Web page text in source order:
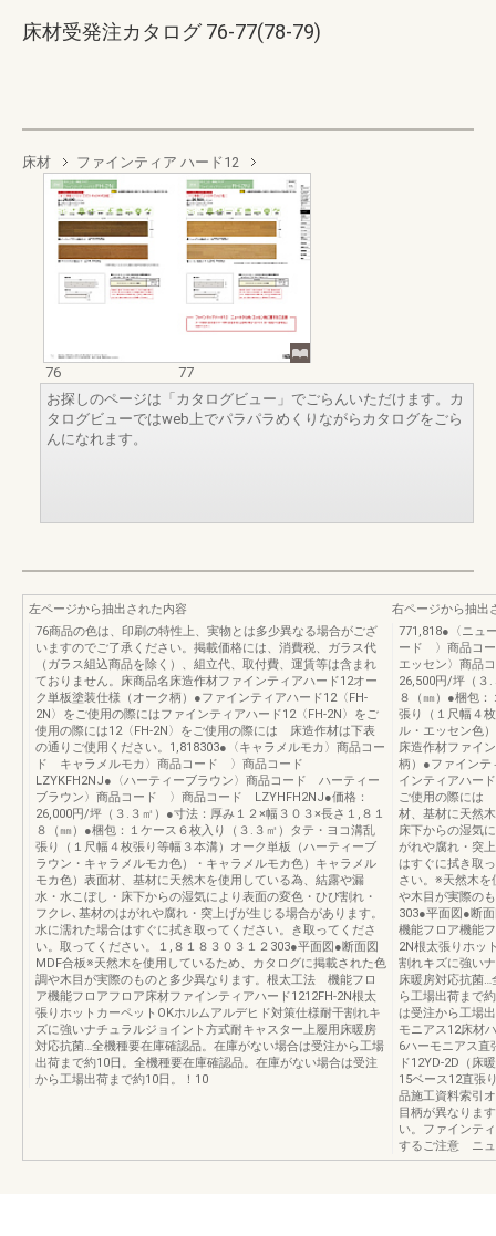
床材受発注カタログ 76-77(78-79)
床材 ファインティア ハード12
76
77
お探しのページは「カタログビュー」でごらんいただけます。カ
タログビューではweb上でパラパラめくりながらカタログをごら
んになれます。
左ページから抽出された内容
76商品の色は、印刷の特性上、実物とは多少異なる場合がござ
いますのでご了承ください。掲載価格には、消費税、ガラス代
（ガラス組込商品を除く）、組立代、取付費、運賃等は含まれ
ておりません。床商品名床造作材ファインティアハード12オー
ク単板塗装仕様（オーク柄）●ファインティアハード12〈FH-
2N〉をご使用の際にはファインティアハード12〈FH-2N〉をご
使用の際には12〈FH-2N〉をご使用の際には 床造作材は下表
の通りご使用ください。1,818303●〈キャラメルモカ〉商品コー
ド キャラメルモカ〉商品コード 〉商品コード
LZYKFH2NJ●〈ハーティーブラウン〉商品コード ハーティー
ブラウン〉商品コード 〉商品コード LZYHFH2NJ●価格：
26,000円/坪（３.３㎡）●寸法：厚み１２×幅３０３×長さ１,８１
８（㎜）●梱包：１ケース６枚入り（３.３㎡）タテ・ヨコ溝乱
張り（１尺幅４枚張り等幅３本溝）オーク単板（ハーティーブ
ラウン・キャラメルモカ色）・キャラメルモカ色）キャラメル
モカ色）表面材、基材に天然木を使用している為、結露や漏
水・水こぼし・床下からの湿気により表面の変色・ひび割れ・
フクレ､基材のはがれや腐れ・突上げが生じる場合があります。
水に濡れた場合はすぐに拭き取ってください。き取ってくださ
い。取ってください。１,８１８３０３１２303●平面図●断面図
MDF合板※天然木を使用しているため、カタログに掲載された色
調や木目が実際のものと多少異なります。根太工法 機能フロ
ア機能フロアフロア床材ファインティアハード1212FH-2N根太
張りホットカーペットOKホルムアルデヒド対策仕様耐干割れキ
ズに強いナチュラルジョイント方式耐キャスター上履用床暖房
対応抗菌…全機種要在庫確認品。在庫がない場合は受注から工場
出荷まで約10日。全機種要在庫確認品。在庫がない場合は受注
から工場出荷まで約10日。！10
右ページから抽出
771,818●〈ニュ
ード 〉商品コ
エッセン〉商品
26,500円/坪（３
８（㎜）●梱包
張り（１尺幅４
ル・エッセン色
床造作材ファイ
柄）●ファインテ
インティアハー
ご使用の際には
材、基材に天然
床下からの湿気
がれや腐れ・突
はすぐに拭き取
さい。※天然木を
や木目が実際の
303●平面図●断
機能フロア機能
2N根太張りホッ
割れキズに強い
床暖房対応抗菌…
ら工場出荷まで
は受注から工場
モニアス12床材
6ハーモニアス直
ド12YD-2D（床
15ベース12直張
品施工資料索引
目柄が異なりま
い。ファインテ
するご注意 ニュ